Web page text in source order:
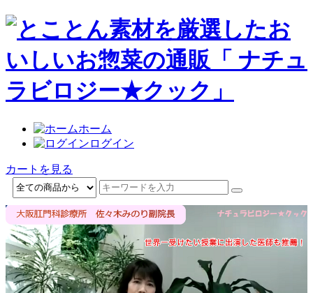
ホーム
ログイン
カートを見る